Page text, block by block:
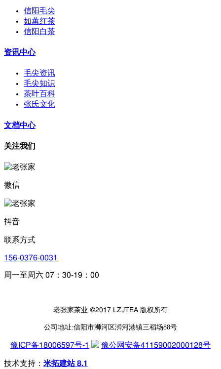
信阳毛尖
如蕙红茶
信阳白茶
资讯中心
毛尖资讯
毛尖知识
茶叶百科
张氏文化
文档中心
关注我们
微信
抖音
联系方式
156-0376-0031
周一至周六 07：30-19：00
老张家茶业 ©2017 LZJTEA 版权所有
公司地址:信阳市浉河区浉河港镇三稻场88号
豫ICP备18006597号-1 豫公网安备41159002000128号
技术支持： 米拓建站 8.1